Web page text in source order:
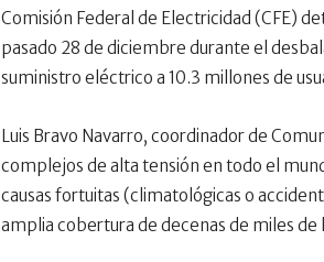
Comisión Federal de Electricidad (CFE)
pasado 28 de diciembre durante el
suministro eléctrico a 10.3 millones de
Luis Bravo Navarro, coordinador de
complejos de alta tensión en todo el
causas fortuitas (climatológicas o
amplia cobertura de decenas de miles